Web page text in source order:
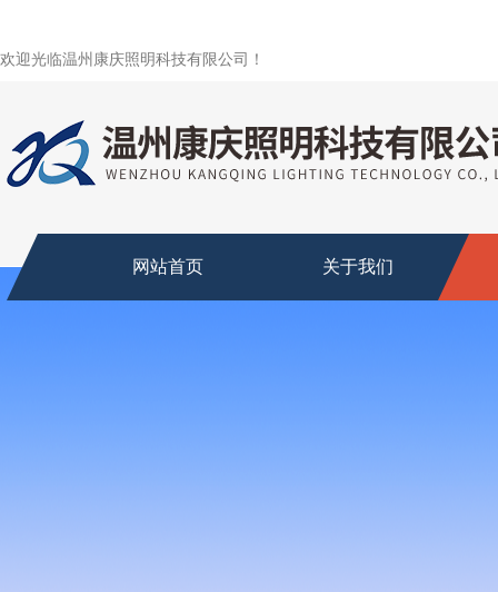
欢迎光临温州康庆照明科技有限公司！
网站首页 关于我们